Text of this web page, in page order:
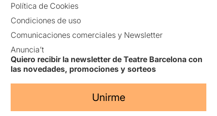
Política de Cookies
Condiciones de uso
Comunicaciones comerciales y Newsletter
Anuncia’t
Quiero recibir la newsletter de Teatre Barcelona con
las novedades, promociones y sorteos
Unirme